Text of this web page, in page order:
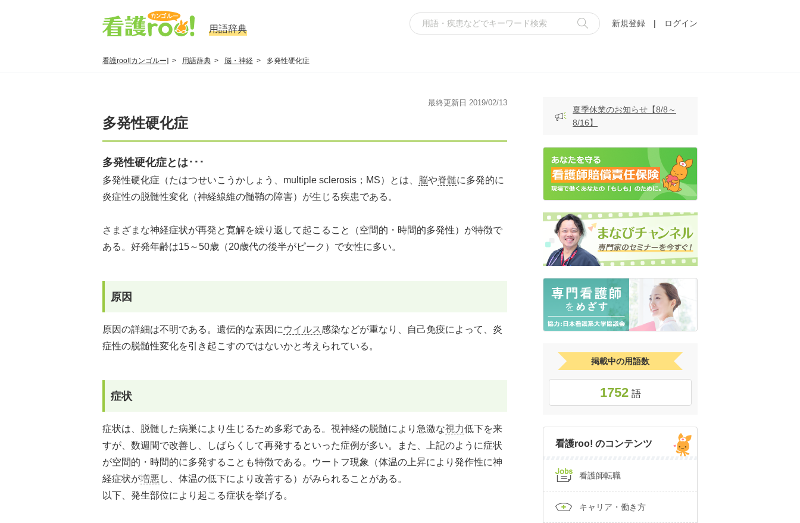
用語辞典
新規登録 | ログイン
看護roo![カンゴルー] 用語辞典 脳・神経 多発性硬化症
最終更新日 2019/02/13
多発性硬化症
多発性硬化症とは･･･
多発性硬化症（たはつせいこうかしょう、multiple sclerosis；MS）とは、 脳や脊髄に多発的に
炎症性の脱髄性変化（神経線維の髄鞘の障害）が生じる疾患である。
さまざまな神経症状が再発と寛解を繰り返して起こること（空間的・時間的多発性）が特徴で
ある。好発年齢は15～50歳（20歳代の後半がピーク）で女性に多い。
原因
原因の詳細は不明である。遺伝的な素因に ウイルス感染などが重なり、自己免疫によって、炎
症性の脱髄性変化を引き起こすのではないかと考えられている。
症状
症状は、脱髄した病巣により生じるため多彩である。視神経の脱髄により急激な視力低下を来
すが、数週間で改善し、しばらくして再発するといった症例が多い。また、上記のように症状
が空間的・時間的に多発することも特徴である。ウートフ現象（体温の上昇により発作性に神
経症状が増悪 し、体温の低下により改善する）がみられることがある。
以下、発生部位により起こる症状を挙げる。
夏季休業のお知らせ【8/8～
8/16】
掲載中の用語数
1752 語
看護roo! のコンテンツ
看護師転職
キャリア・働き方